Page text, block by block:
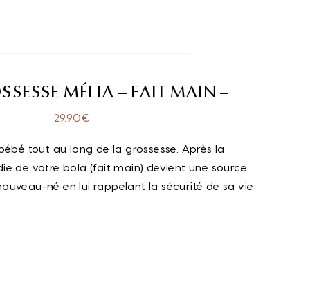
MÉLIA – FAIT MAIN –
29.90€
tout au long de la grossesse. Après la
de votre bola (fait main) devient une source
né en lui rappelant la sécurité de sa vie